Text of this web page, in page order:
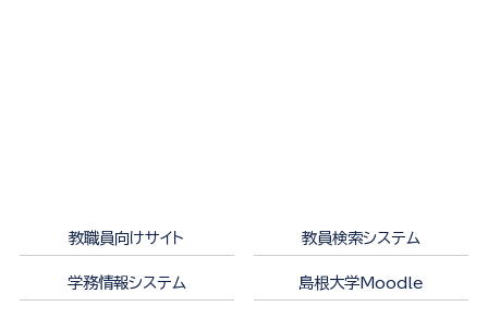
教職員向けサイト 教員検索システム
学務情報システム 島根大学Moodle